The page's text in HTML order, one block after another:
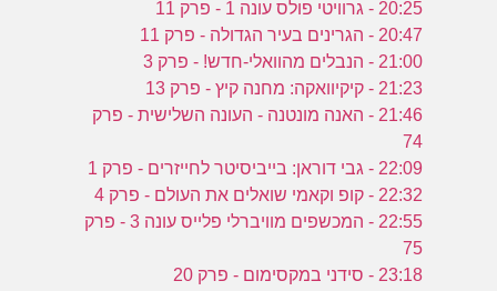
20:25 - גרוויטי פולס עונה 1 - פרק 11
20:47 - הגרינים בעיר הגדולה - פרק 11
21:00 - הנבלים מהוואלי-חדש! - פרק 3
21:23 - קיקיוואקה: מחנה קיץ - פרק 13
21:46 - האנה מונטנה - העונה השלישית - פרק
74
22:09 - גבי דוראן: בייביסיטר לחייזרים - פרק 1
22:32 - קופ וקאמי שואלים את העולם - פרק 4
22:55 - המכשפים מוויברלי פלייס עונה 3 - פרק
75
23:18 - סידני במקסימום - פרק 20